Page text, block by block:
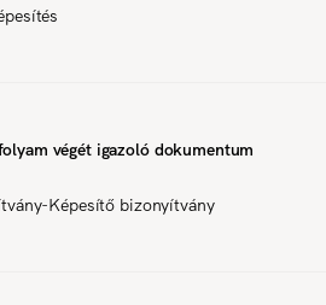
végét igazoló dokumentum
Képesítő bizonyítvány